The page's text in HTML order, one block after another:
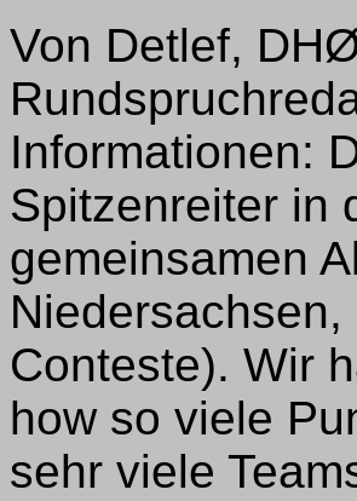
Von Detlef,
Informationen:
Spitzenreiter in
gemeinsamen
Conteste). Wir
how so viele
sehr viele